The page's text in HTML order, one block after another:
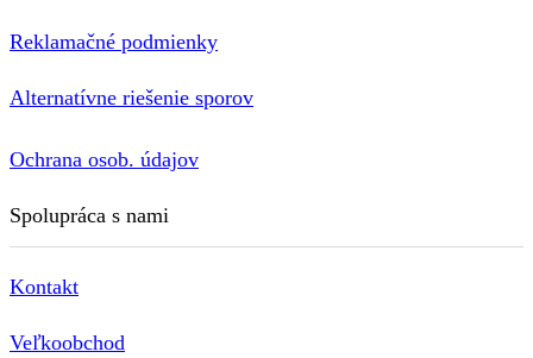
Reklamačné podmienky
Alternatívne riešenie sporov
Ochrana osob. údajov
Spolupráca s nami
Kontakt
Veľkoobchod